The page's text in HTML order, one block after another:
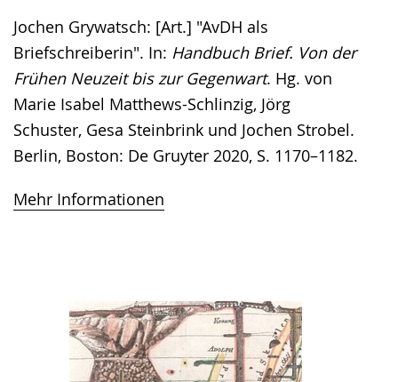
Jochen Grywatsch: [Art.] "AvDH als
Briefschreiberin". In: Handbuch Brief. Von der
Frühen Neuzeit bis zur Gegenwart. Hg. von
Marie Isabel Matthews-Schlinzig, Jörg
Schuster, Gesa Steinbrink und Jochen Strobel.
Berlin, Boston: De Gruyter 2020, S. 1170–1182.
Mehr Informationen